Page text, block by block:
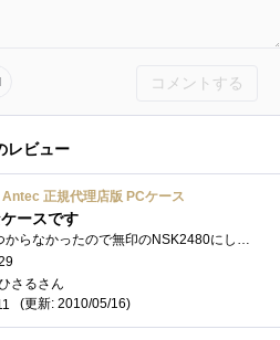
コメントする
レビュー
正規代理店版 PCケース
ースです
登録が見つからなかったので無印のNSK2480にしましたが自分の購入したのはツクモさんとのコラボモデルです。違いはフロントのアルミパネルが肉�...
さるさん
(更新: 2010/05/16)